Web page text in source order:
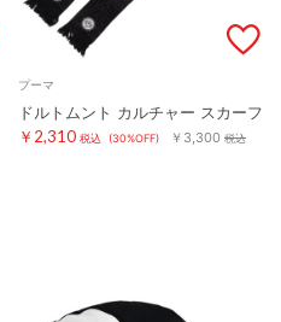
プーマ
ドルトムント カルチャー スカーフ
￥2,310 税込 (30%OFF) ￥3,300 税込